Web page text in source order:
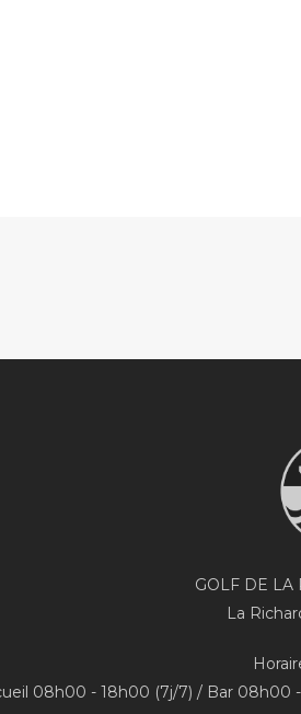
GOLF DE LA
La
08h00 - 18h00 (7j/7) / Bar 08h00